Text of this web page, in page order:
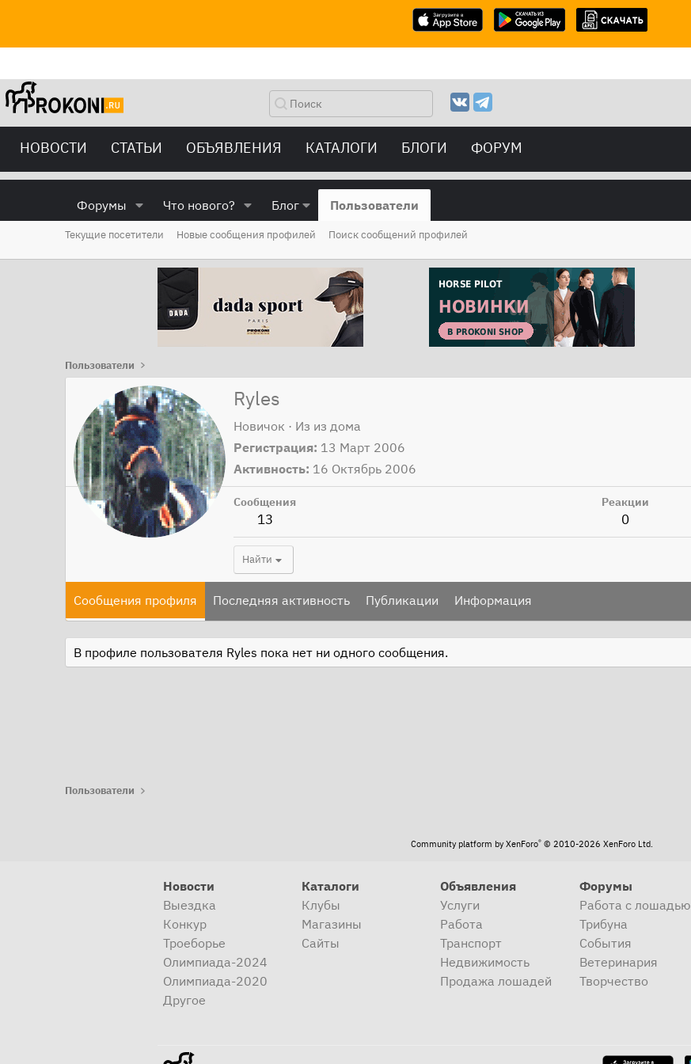
НОВОСТИ СТАТЬИ ОБЪЯВЛЕНИЯ КАТАЛОГИ БЛОГИ ФОРУМ
Форумы Что нового? Блог Пользователи
Текущие посетители Новые сообщения профилей Поиск сообщений профилей
Пользователи
Ryles
Новичок · Из из дома
Регистрация 13 Март 2006
Активность 16 Октябрь 2006
Сообщения
13
Реакции
0
Найти
Сообщения профиля Последняя активность Публикации Информация
В профиле пользователя Ryles пока нет ни одного сообщения.
Пользователи
Community platform by XenForo® © 2010-2026 XenForo Ltd.
Новости
Выездка
Конкур
Троеборье
Олимпиада-2024
Олимпиада-2020
Другое
Каталоги
Клубы
Магазины
Сайты
Объявления
Услуги
Работа
Транспорт
Недвижимость
Продажа лошадей
Форумы
Работа с лошадью
Трибуна
События
Ветеринария
Творчество